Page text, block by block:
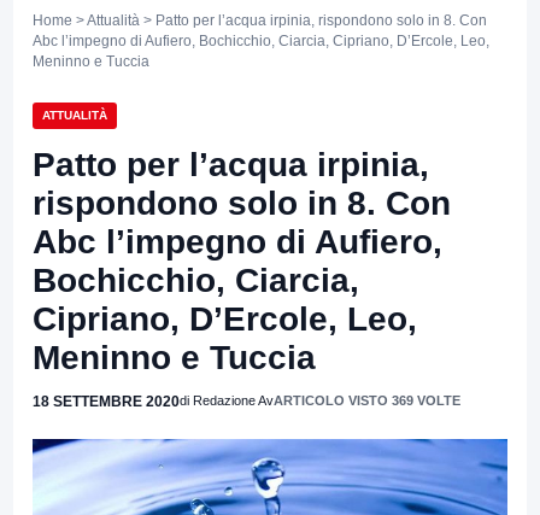
Home >Attualità > Patto per l’acqua irpinia, rispondono solo in 8. Con
Abc l’impegno di Aufiero, Bochicchio, Ciarcia, Cipriano, D’Ercole, Leo,
Meninno e Tuccia
ATTUALITÀ
Patto per l’acqua irpinia,
rispondono solo in 8. Con
Abc l’impegno di Aufiero,
Bochicchio, Ciarcia,
Cipriano, D’Ercole, Leo,
Meninno e Tuccia
18 SETTEMBRE 2020di Redazione AvARTICOLO VISTO 369 VOLTE